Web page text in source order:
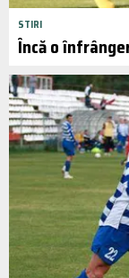
STIRI
Încă o